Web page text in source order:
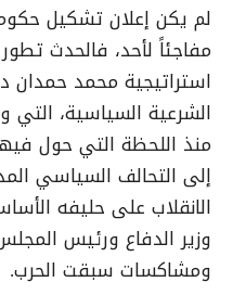
لم يكن إعلان تشكيل
مفاجئاً لأحد، فالحدث
استراتيجية محمد
الشرعية السياسية،
منذ اللحظة التي حول
إلى التحالف السياسي
الانقلاب على حليفه
وزير الدفاع ورئيس
ومشاكسات سبقت الحرب.